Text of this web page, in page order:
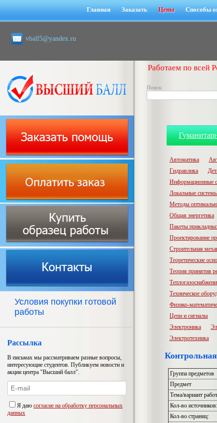
Главная Заказать Цены Способы
vball5@yandex.ru
Работаем по всей
Поиск:
Условия покупки готовой
работы
Рассылка
В письмах мы рассматриваем разные вопросы,
интересующие студентов. Публикуем новости и
акции центра "Высший балл".
Я даю согласие на обработку персональных
данных
Автоматика
Гидравлика
Информационные
Локальные
Методы
Общая энергетика
Пакеты
Проектирование
Строительная
Теоретические
Теория принятия
Техническое
Физико-
Цепи и сигналы
Электроника
Электротехника
Группа предметов
Предмет
Тема/вариант
Кол-во источников:
Кол-во страниц: